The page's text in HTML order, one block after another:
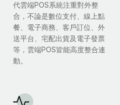
代雲端POS系統注重對外整
合，不論是數位支付、線上點
餐、電子商務、客戶訂位、外
送平台、宅配出貨及電子發票
等，雲端POS皆能高度整合連
動。